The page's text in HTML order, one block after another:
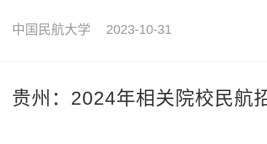
中国民航大学 2023-10-31
贵州：2024年相关院校民航